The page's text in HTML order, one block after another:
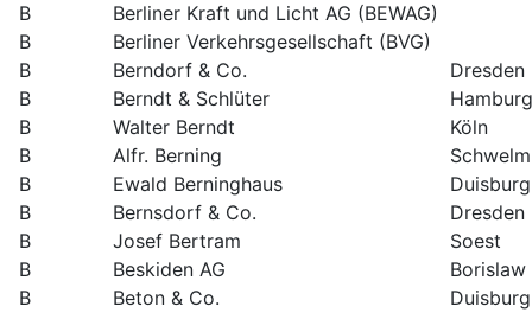
B
Berliner Kraft und Licht AG (BEWAG)
B
Berliner Verkehrsgesellschaft (BVG)
B
Berndorf & Co.
Dresden
B
Berndt & Schlüter
B
Walter Berndt
Köln
B
Alfr. Berning
Schwelm
B
Ewald Berninghaus
Duisburg
B
Bernsdorf & Co.
Dresden
B
Josef Bertram
Soest
B
Beskiden AG
Borislaw
B
Beton & Co.
Duisburg